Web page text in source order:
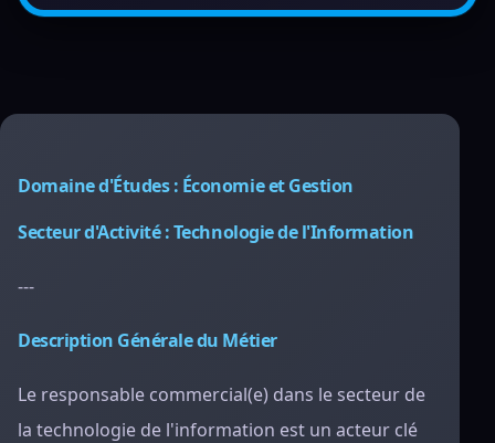
Domaine d'Études : Économie et Gestion
Secteur d'Activité : Technologie de l'Information
---
Description Générale du Métier
Le responsable commercial(e) dans le secteur de
la technologie de l'information est un acteur clé